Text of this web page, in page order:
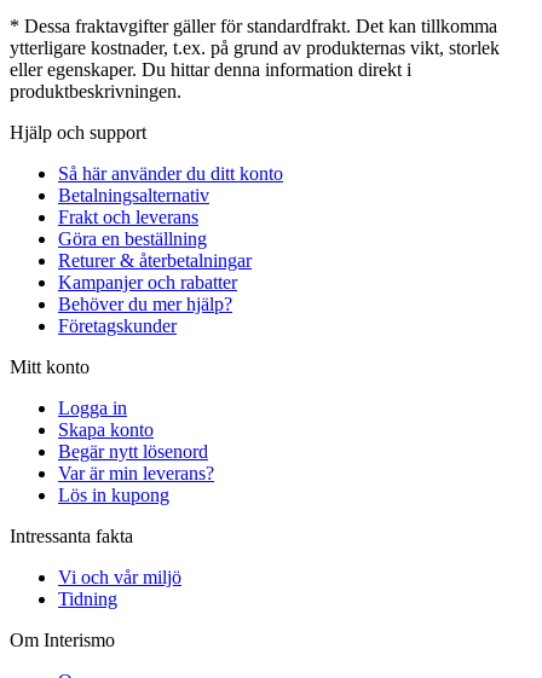
* Dessa fraktavgifter gäller för standardfrakt. Det kan tillkomma
ytterligare kostnader, t.ex. på grund av produkternas vikt, storlek
eller egenskaper. Du hittar denna information direkt i
produktbeskrivningen.
Hjälp och support
Så här använder du ditt konto
Betalningsalternativ
Frakt och leverans
Göra en beställning
Returer & återbetalningar
Kampanjer och rabatter
Behöver du mer hjälp?
Företagskunder
Mitt konto
Logga in
Skapa konto
Begär nytt lösenord
Var är min leverans?
Lös in kupong
Intressanta fakta
Vi och vår miljö
Tidning
Om Interismo